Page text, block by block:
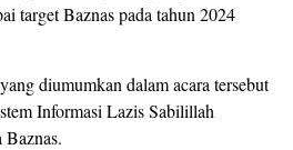
target Baznas pada tahun 2024
diumumkan dalam acara tersebut
Informasi Lazis Sabilillah